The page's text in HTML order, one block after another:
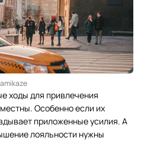
ходы для привлечения
Особенно если их
приложенные усилия. А
лояльности нужны